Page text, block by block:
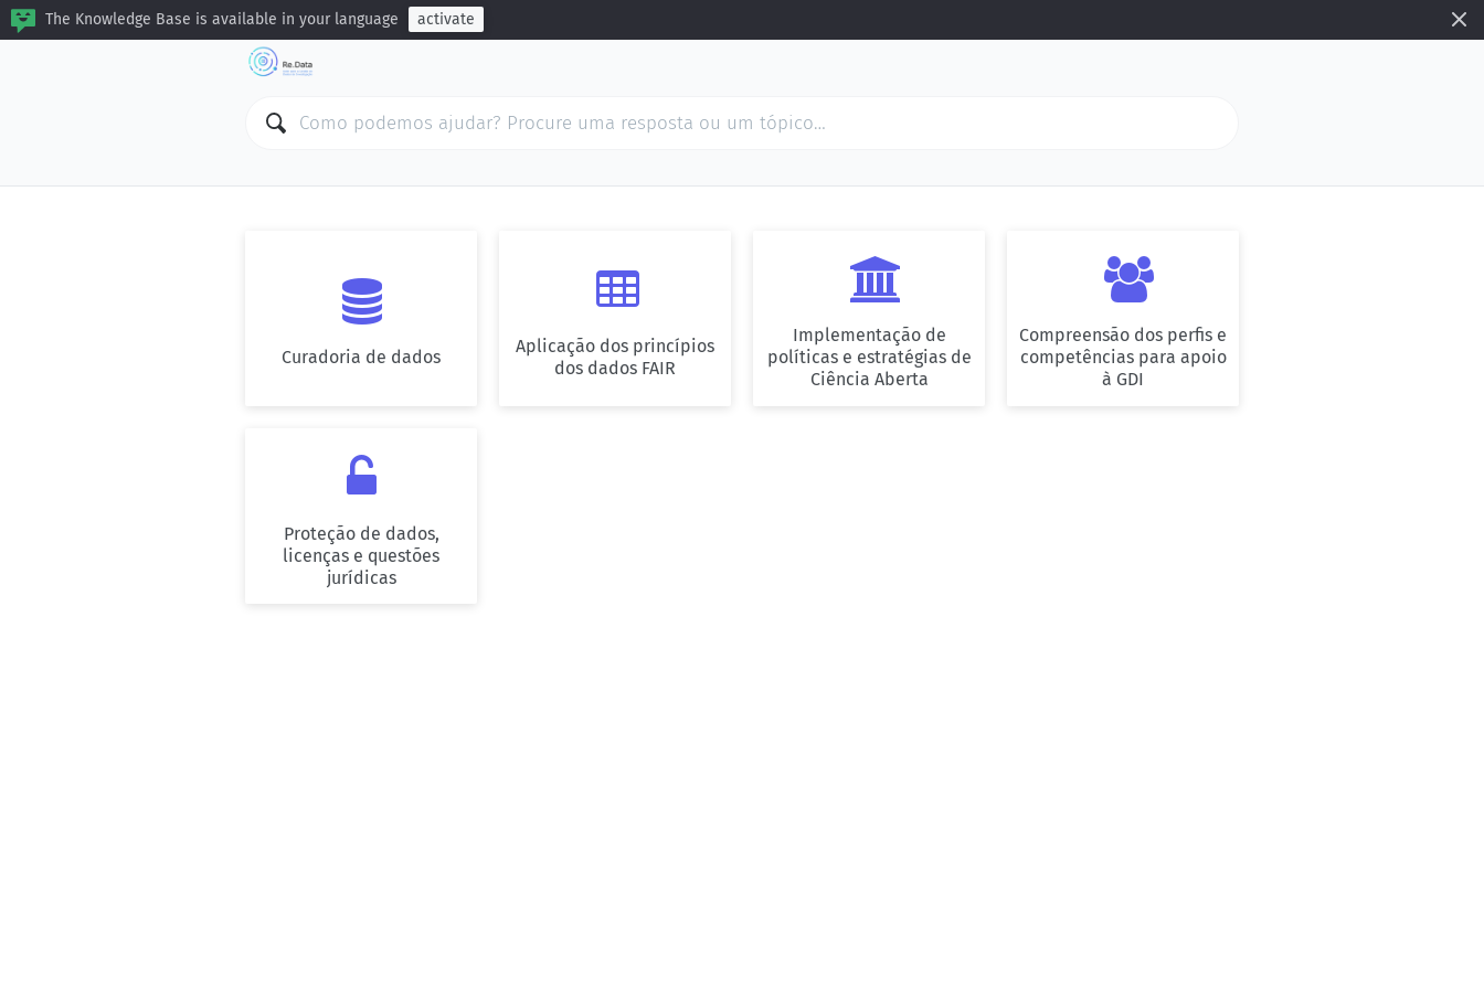
The Knowledge Base is available in your language activate

Curadoria de dados

Aplicação dos princípios
dos dados FAIR

Implementação de
políticas e estratégias de
Ciência Aberta

Compreensão dos perfis e
competências para apoio
à GDI

Proteção de dados,
licenças e questões
jurídicas